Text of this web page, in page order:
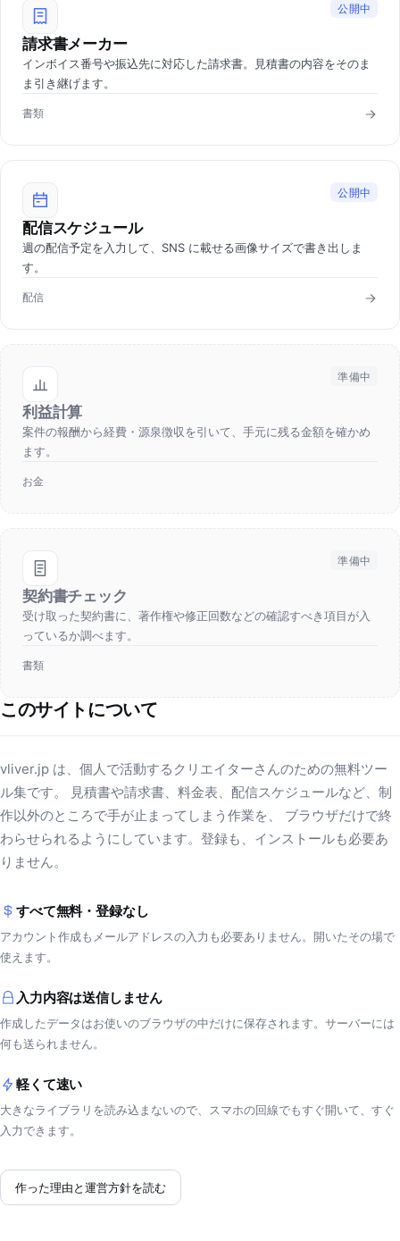
公開中
請求書メーカー
インボイス番号や振込先に対応した請求書。見積書の内容をそのま
ま引き継げます。
書類
公開中
配信スケジュール
週の配信予定を入力して、SNS に載せる画像サイズで書き出しま
す。
配信
準備中
利益計算
案件の報酬から経費・源泉徴収を引いて、手元に残る金額を確かめ
ます。
お金
準備中
契約書チェック
受け取った契約書に、著作権や修正回数などの確認すべき項目が入
っているか調べます。
書類
このサイトについて
vliver.jp は、個人で活動するクリエイターさんのための無料ツー
ル集です。 見積書や請求書、料金表、配信スケジュールなど、制
作以外のところで手が止まってしまう作業を、 ブラウザだけで終
わらせられるようにしています。登録も、インストールも必要あ
りません。
すべて無料・登録なし
アカウント作成もメールアドレスの入力も必要ありません。開いたその場で
使えます。
入力内容は送信しません
作成したデータはお使いのブラウザの中だけに保存されます。サーバーには
何も送られません。
軽くて速い
大きなライブラリを読み込まないので、スマホの回線でもすぐ開いて、すぐ
入力できます。
作った理由と運営方針を読む